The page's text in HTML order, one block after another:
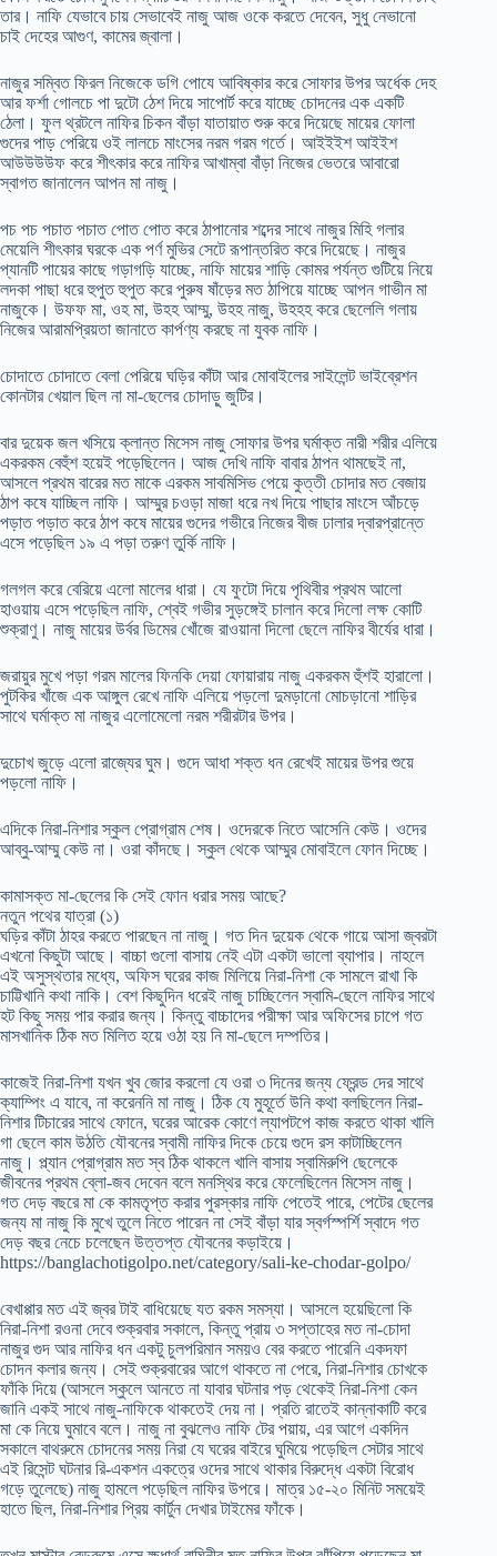
তার। নাফি যেভাবে চায় সেভাবেই নাজু আজ ওকে করতে দেবেন, সুধু নেভানো
চাই দেহের আগুণ, কামের জ্বালা।
নাজুর সম্বিত ফিরল নিজেকে ডগি পোযে আবিষ্কার করে সোফার উপর অর্ধেক দেহ
আর ফর্শা গোলচে পা দুটো ঠেশ দিয়ে সাপোর্ট করে যাচ্ছে চোদনের এক একটি
ঠেলা। ফুল থ্রটলে নাফির চিকন বাঁড়া যাতায়াত শুরু করে দিয়েছে মায়ের ফোলা
গুদের পাড় পেরিয়ে ওই লালচে মাংসের নরম গরম গর্তে। আইইইশ আইইশ
আউউউউফ করে শীৎকার করে নাফির আখাম্বা বাঁড়া নিজের ভেতরে আবারো
স্বাগত জানালেন আপন মা নাজু।
পচ পচ পচাত পচাত পোত পোত করে ঠাপানোর শব্দের সাথে নাজুর মিহি গলার
মেয়েলি শীৎকার ঘরকে এক পর্ণ মুভির সেটে রূপান্তরিত করে দিয়েছে। নাজুর
প্যানটি পায়ের কাছে গড়াগড়ি যাচ্ছে, নাফি মায়ের শাড়ি কোমর পর্যন্ত গুটিয়ে নিয়ে
লদকা পাছা ধরে হুপুত হুপুত করে পুরুষ ষাঁড়ের মত ঠাপিয়ে যাচ্ছে আপন গাভীন মা
নাজুকে। উফফ মা, ওহ মা, উহহ আম্মু, উহহ নাজু, উহহহ করে ছেলেলি গলায়
নিজের আরামপ্রিয়তা জানাতে কার্পণ্য করছে না যুবক নাফি।
চোদাতে চোদাতে বেলা পেরিয়ে ঘড়ির কাঁটা আর মোবাইলের সাইলেন্ট ভাইব্রেশন
কোনটার খেয়াল ছিল না মা-ছেলের চোদাড়ু জুটির।
বার দুয়েক জল খসিয়ে ক্লান্ত মিসেস নাজু সোফার উপর ঘর্মাক্ত নারী শরীর এলিয়ে
একরকম বেহুঁশ হয়েই পড়েছিলেন। আজ দেখি নাফি বাবার ঠাপন থামছেই না,
আসলে প্রথম বারের মত মাকে এরকম সাবমিসিভ পেয়ে কুত্তী চোদার মত বেজায়
ঠাপ কষে যাচ্ছিল নাফি। আম্মুর চওড়া মাজা ধরে নখ দিয়ে পাছার মাংসে আঁচড়ে
পড়াত পড়াত করে ঠাপ কষে মায়ের গুদের গভীরে নিজের বীজ ঢালার দ্বারপ্রান্তে
এসে পড়েছিল ১৯ এ পড়া তরুণ তুর্কি নাফি।
গলগল করে বেরিয়ে এলো মালের ধারা। যে ফুটো দিয়ে পৃথিবীর প্রথম আলো
হাওয়ায় এসে পড়েছিল নাফি, শ্বেই গভীর সুড়ঙ্গেই চালান করে দিলো লক্ষ কোটি
শুক্রাণু। নাজু মায়ের উর্বর ডিমের খোঁজে রাওয়ানা দিলো ছেলে নাফির বীর্যের ধারা।
জরায়ুর মুখে পড়া গরম মালের ফিনকি দেয়া ফোয়ারায় নাজু একরকম হুঁশই হারালো।
পুটকির খাঁজে এক আঙ্গুল রেখে নাফি এলিয়ে পড়লো দুমড়ানো মোচড়ানো শাড়ির
সাথে ঘর্মাক্ত মা নাজুর এলোমেলো নরম শরীরটার উপর।
দুচোখ জুড়ে এলো রাজ্যের ঘুম। গুদে আধা শক্ত ধন রেখেই মায়ের উপর শুয়ে
পড়লো নাফি।
এদিকে নিরা-নিশার স্কুল প্রোগ্রাম শেষ। ওদেরকে নিতে আসেনি কেউ। ওদের
আব্বু-আম্মু কেউ না। ওরা কাঁদছে। স্কুল থেকে আম্মুর মোবাইলে ফোন দিচ্ছে।
কামাসক্ত মা-ছেলের কি সেই ফোন ধরার সময় আছে?
নতুন পথের যাত্রা (১)
ঘড়ির কাঁটা ঠাহর করতে পারছেন না নাজু। গত দিন দুয়েক থেকে গায়ে আসা জ্বরটা
এখনো কিছুটা আছে। বাচ্চা গুলো বাসায় নেই এটা একটা ভালো ব্যাপার। নাহলে
এই অসুস্থতার মধ্যে, অফিস ঘরের কাজ মিলিয়ে নিরা-নিশা কে সামলে রাখা কি
চাট্টিখানি কথা নাকি। বেশ কিছুদিন ধরেই নাজু চাচ্ছিলেন স্বামি-ছেলে নাফির সাথে
হট কিছু সময় পার করার জন্য। কিন্তু বাচ্চাদের পরীক্ষা আর অফিসের চাপে গত
মাসখানিক ঠিক মত মিলিত হয়ে ওঠা হয় নি মা-ছেলে দম্পতির।
কাজেই নিরা-নিশা যখন খুব জোর করলো যে ওরা ৩ দিনের জন্য ফ্রেন্ড দের সাথে
ক্যাম্পিং এ যাবে, না করেননি মা নাজু। ঠিক যে মুহূর্তে উনি কথা বলছিলেন নিরা-
নিশার টিচারের সাথে ফোনে, ঘরের আরেক কোণে ল্যাপটপে কাজ করতে থাকা খালি
গা ছেলে কাম উঠতি যৌবনের স্বামী নাফির দিকে চেয়ে গুদে রস কাটাচ্ছিলেন
নাজু। প্ল্যান প্রোগ্রাম মত স্ব ঠিক থাকলে খালি বাসায় স্বামিরুপি ছেলেকে
জীবনের প্রথম ব্লো-জব দেবেন বলে মনস্থির করে ফেলেছিলেন মিসেস নাজু।
গত দেড় বছরে মা কে কামতৃপ্ত করার পুরস্কার নাফি পেতেই পারে, পেটের ছেলের
জন্য মা নাজু কি মুখে তুলে নিতে পারেন না সেই বাঁড়া যার স্বর্গস্পর্শি স্বাদে গত
দেড় বছর নেচে চলেছেন উত্তপ্ত যৌবনের কড়াইয়ে।
https://banglachotigolpo.net/category/sali-ke-chodar-golpo/
বেখাপ্পার মত এই জ্বর টাই বাধিয়েছে যত রকম সমস্যা। আসলে হয়েছিলো কি
নিরা-নিশা রওনা দেবে শুক্রবার সকালে, কিন্তু প্রায় ৩ সপ্তাহের মত না-চোদা
নাজুর গুদ আর নাফির ধন একটু চুলপরিমান সময়ও বের করতে পারেনি একদফা
চোদন কলার জন্য। সেই শুক্রবারের আগে থাকতে না পেরে, নিরা-নিশার চোখকে
ফাঁকি দিয়ে (আসলে স্কুলে আনতে না যাবার ঘটনার পড় থেকেই নিরা-নিশা কেন
জানি একই সাথে নাজু-নাফিকে থাকতেই দেয় না। প্রতি রাতেই কান্নাকাটি করে
মা কে নিয়ে ঘুমাবে বলে। নাজু না বুঝলেও নাফি টের পয়ায়, এর আগে একদিন
সকালে বাথরুমে চোদনের সময় নিরা যে ঘরের বাইরে ঘুমিয়ে পড়েছিল সেটার সাথে
এই রিসেন্ট ঘটনার রি-একশন একত্রে ওদের সাথে থাকার বিরুদ্ধে একটা বিরোধ
গড়ে তুলেছে) নাজু হামলে পড়েছিল নাফির উপরে। মাত্র ১৫-২০ মিনিট সময়েই
হাতে ছিল, নিরা-নিশার প্রিয় কার্টুন দেখার টাইমের ফাঁকে।